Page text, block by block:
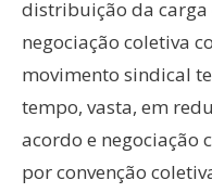
distribuição da
negociação coletiva
movimento sindical
tempo, vasta, em
acordo e negociação
por convenção